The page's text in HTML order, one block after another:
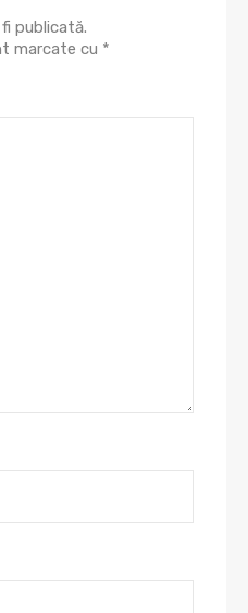
publicată.
marcate cu *